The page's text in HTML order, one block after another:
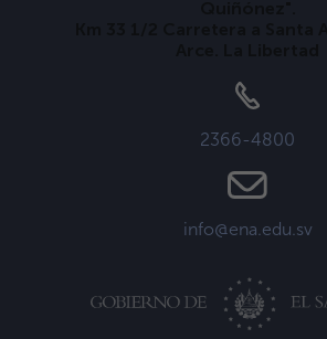
2366-4800
info@ena.edu.sv